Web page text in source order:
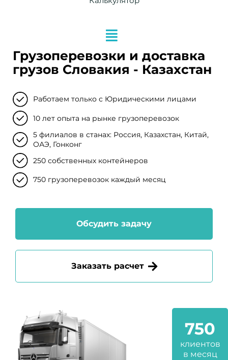
Грузоперевозки и доставка
грузов Словакия - Казахстан
Работаем только с Юридическими лицами
10 лет опыта на рынке грузоперевозок
5 филиалов в станах: Россия, Казахстан, Китай,
ОАЭ, Гонконг
250 собственных контейнеров
750 грузоперевозок каждый месяц
Обсудить задачу
Заказать расчет
750
клиентов
в месяц